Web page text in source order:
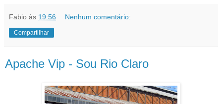
Fabio às 19:56 Nenhum comentário:
Compartilhar
Apache Vip - Sou Rio Claro